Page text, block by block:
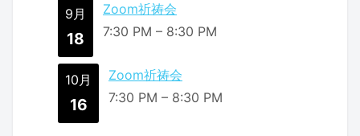
9月
18
Zoom祈祷会
7:30 PM – 8:30 PM
10月
16
Zoom祈祷会
7:30 PM – 8:30 PM